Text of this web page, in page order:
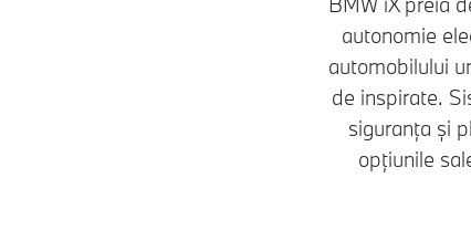
autonomie
automobilului
de inspirate.
siguranța și
opțiunile